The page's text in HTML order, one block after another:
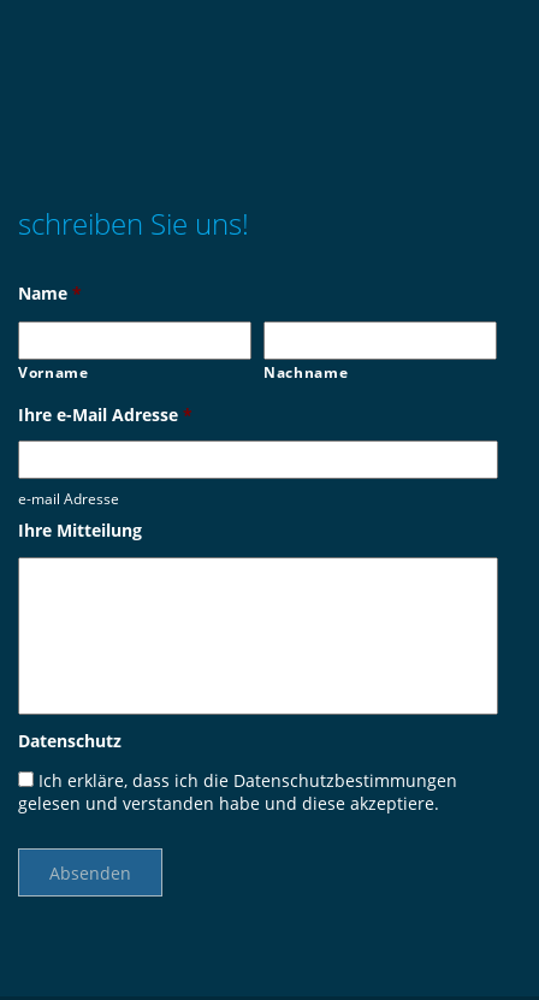
schreiben Sie uns!
Name *
Vorname Nachname
Ihre e-Mail Adresse *
e-mail Adresse
Ihre Mitteilung
Datenschutz
Ich erkläre, dass ich die Datenschutzbestimmungen
gelesen und verstanden habe und diese akzeptiere.